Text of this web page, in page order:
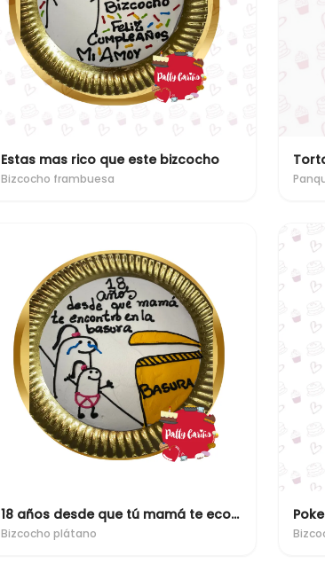
Estas mas rico que este bizcocho
Bizcocho frambuesa
18 años desde que tú mamá te econtro en la basura
Bizcocho plátano